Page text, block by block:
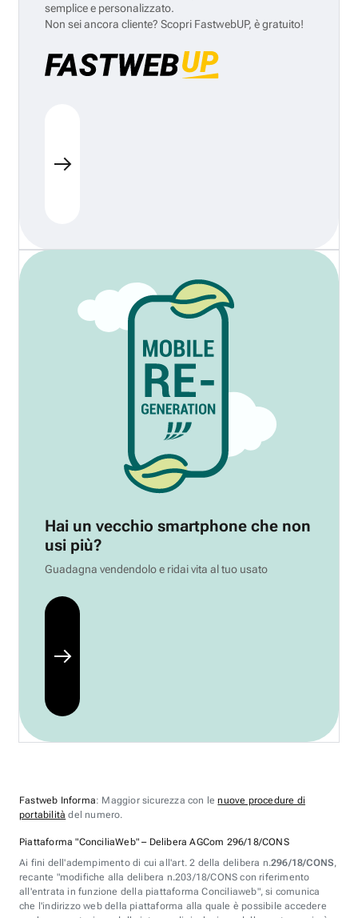
semplice e personalizzato.
Non sei ancora cliente? Scopri FastwebUP, è gratuito!
Hai un vecchio smartphone che non
usi più?
Guadagna vendendolo e ridai vita al tuo usato
Fastweb Informa: Maggior sicurezza con lenuove procedure di
portabilità del numero.
Piattaforma "ConciliaWeb" – Delibera AGCom 296/18/CONS
Ai fini dell'adempimento di cui all'art. 2 della delibera n.296/18/CONS,
recante "modifiche alla delibera n.203/18/CONS con riferimento
all'entrata in funzione della piattaforma Conciliaweb", si comunica
che l'indirizzo web della piattaforma alla quale è possibile accedere